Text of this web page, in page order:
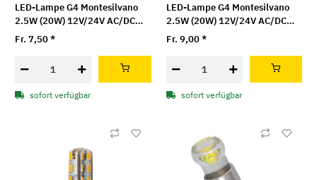
LED-Lampe G4 Montesilvano
2.5W (20W) 12V/24V AC/DC
dimmbar - kaltweiss
Fr. 7,50*
sofort verfügbar
LED-Lampe G4 Montesilvano
2.5W (20W) 12V/24V AC/DC
dimmbar - neutralweiss
Fr. 9,00*
sofort verfügbar